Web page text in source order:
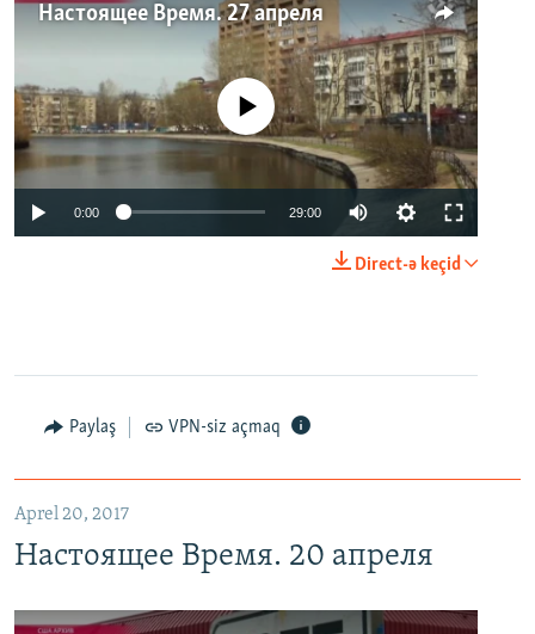
Настоящее Время. 27 апреля
No media source currently available
0:00 29:00
Direct-ə keçid
Paylaş VPN-siz açmaq
Aprel 20, 2017
Настоящее Время. 20 апреля